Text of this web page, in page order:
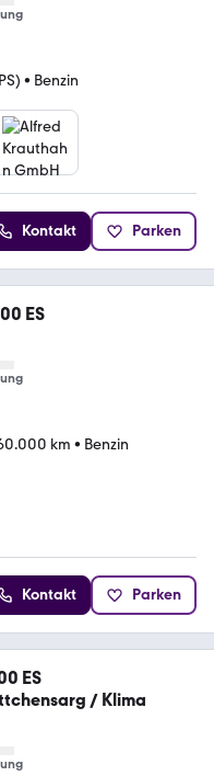
• Benzin
Kontakt Parken
ES
km • Benzin
Kontakt Parken
ES
/ Klima